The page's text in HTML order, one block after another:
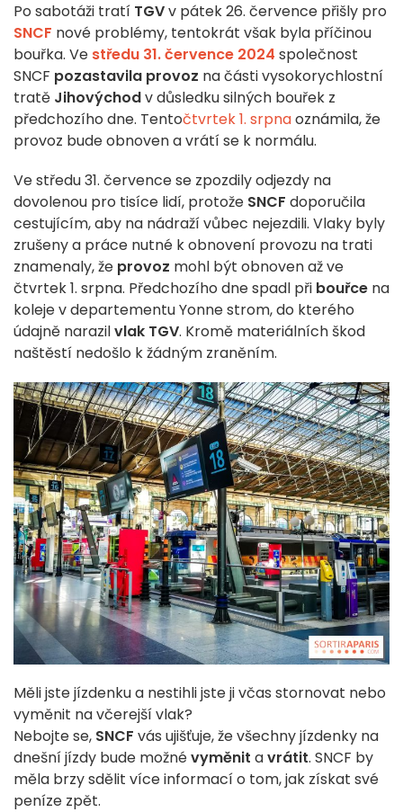
Po sabotáži tratí TGVv pátek 26. července přišly pro
SNCF nové problémy, tentokrát však byla příčinou
bouřka. Ve středu 31. července 2024 společnost
SNCF pozastavila provoz na části vysokorychlostní
tratě Jihovýchodv důsledku silných bouřek z
předchozího dne. Tentočtvrtek 1. srpnaoznámila, že
provoz bude obnoven a vrátí se k normálu.
Ve středu 31. července se zpozdily odjezdy na
dovolenou pro tisíce lidí, protože SNCF doporučila
cestujícím, aby na nádraží vůbec nejezdili. Vlaky byly
zrušeny a práce nutné k obnovení provozu na trati
znamenaly, že provoz mohl být obnoven až ve
čtvrtek 1. srpna. Předchozího dne spadl při bouřce na
koleje v departementu Yonne strom, do kterého
údajně narazilvlak TGV. Kromě materiálních škod
naštěstí nedošlo k žádným zraněním.
Měli jste jízdenku a nestihli jste ji včas stornovat nebo
vyměnit na včerejší vlak?
Nebojte se, SNCF vás ujišťuje, že všechny jízdenky na
dnešní jízdy bude možnévyměnit avrátit. SNCF by
měla brzy sdělit více informací o tom, jak získat své
peníze zpět.